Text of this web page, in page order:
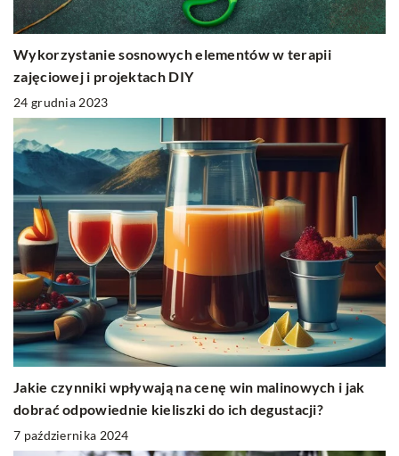
Wykorzystanie sosnowych elementów w terapii
zajęciowej i projektach DIY
24 grudnia 2023
Jakie czynniki wpływają na cenę win malinowych i jak
dobrać odpowiednie kieliszki do ich degustacji?
7 października 2024